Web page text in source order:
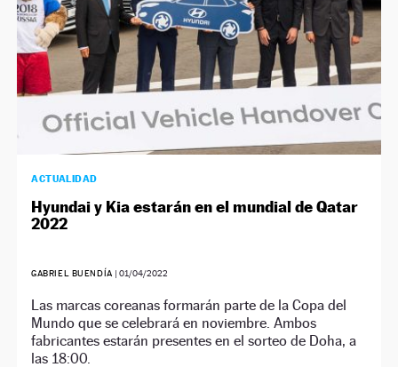
ACTUALIDAD
Hyundai y Kia estarán en el mundial de Qatar
2022
GABRIEL BUENDÍA | 01/04/2022
Las marcas coreanas formarán parte de la Copa del
Mundo que se celebrará en noviembre. Ambos
fabricantes estarán presentes en el sorteo de Doha, a
las 18:00.